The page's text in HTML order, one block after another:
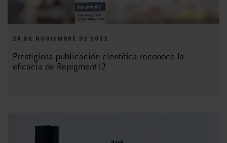
28 DE NOVIEMBRE DE 2022
Prestigiosa publicación científica reconoce la
eficacia de Repigment12